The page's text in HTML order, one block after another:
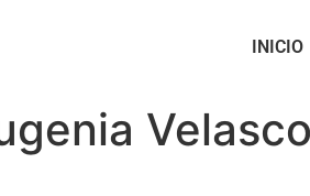
INICIO